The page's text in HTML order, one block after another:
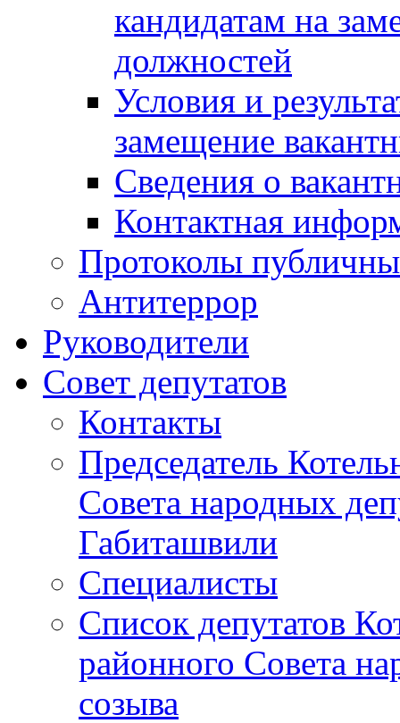
кандидатам на
должностей
Условия и
замещение
Сведения о
Контактная
Протоколы
Антитеррор
Руководители
Совет депутатов
Контакты
Председатель
Совета народных
Габиташвили
Специалисты
Список депутатов
районного Совета
созыва